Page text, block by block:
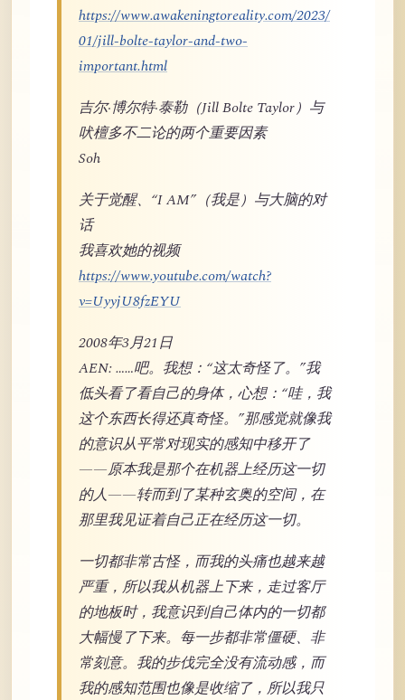
https://www.awakeningtoreality.com/2023/
01/jill-bolte-taylor-and-two-
important.html
吉尔·博尔特·泰勒（Jill Bolte Taylor）与
吠檀多不二论的两个重要因素
Soh
关于觉醒、“I AM”（我是）与大脑的对
话
我喜欢她的视频
https://www.youtube.com/watch?
v=UyyjU8fzEYU
2008年3月21日
AEN: ……吧。我想：“这太奇怪了。”我
低头看了看自己的身体，心想：“哇，我
这个东西长得还真奇怪。”那感觉就像我
的意识从平常对现实的感知中移开了
——原本我是那个在机器上经历这一切
的人——转而到了某种玄奥的空间，在
那里我见证着自己正在经历这一切。
一切都非常古怪，而我的头痛也越来越
严重，所以我从机器上下来，走过客厅
的地板时，我意识到自己体内的一切都
大幅慢了下来。每一步都非常僵硬、非
常刻意。我的步伐完全没有流动感，而
我的感知范围也像是收缩了，所以我只